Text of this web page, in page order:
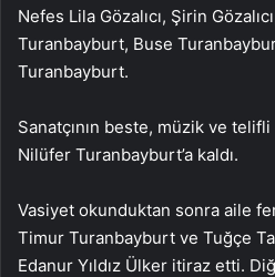
Nefes Lila Gözalıcı, Şirin
Turanbayburt, Buse
Turanbayburt.
Sanatçının beste, müzik ve
Nilüfer Turanbayburt’a kaldı.
Vasiyet okunduktan sonra aile
Timur Turanbayburt ve Tuğçe
Edanur Yıldız Ülker itiraz etti.